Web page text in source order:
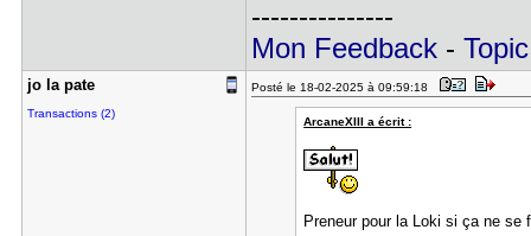
---------------
Mon Feedback-
jo la pate
Transactions (2)
Posté le 18-02-2025 à 09:59:18
ArcaneXIII a écrit :
Preneur pour la Loki si ça ne se